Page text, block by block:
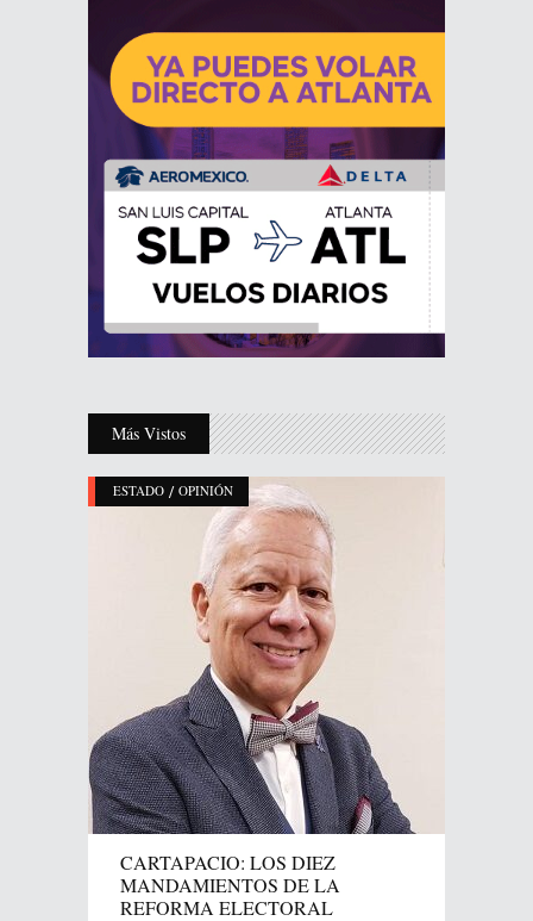
Más Vistos
ESTADO / OPINIÓN
CARTAPACIO: LOS DIEZ
MANDAMIENTOS DE LA
REFORMA ELECTORAL